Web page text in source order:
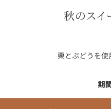
秋のスイ
栗とぶどうを使
期